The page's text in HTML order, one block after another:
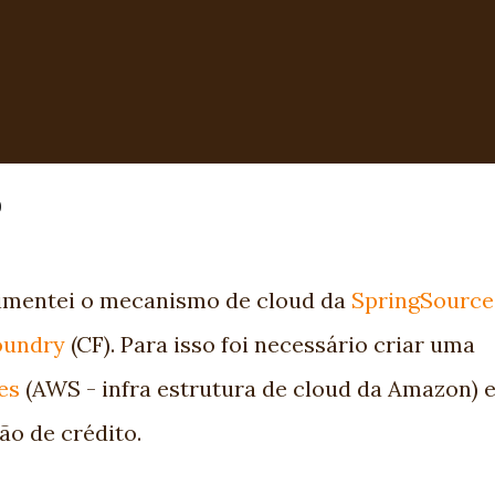
o mecanismo de cloud da SpringSource
(CF). Para isso foi necessário criar uma
(AWS - infra estrutura de cloud da Amazon) e
de crédito.